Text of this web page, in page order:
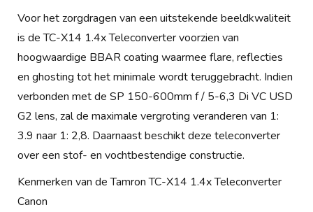
Voor het zorgdragen van een uitstekende beeldkwaliteit
is de TC-X14 1.4x Teleconverter voorzien van
hoogwaardige BBAR coating waarmee flare, reflecties
en ghosting tot het minimale wordt teruggebracht. Indien
verbonden met de SP 150-600mm f / 5-6,3 Di VC USD
G2 lens, zal de maximale vergroting veranderen van 1:
3.9 naar 1: 2,8. Daarnaast beschikt deze teleconverter
over een stof- en vochtbestendige constructie.
Kenmerken van de Tamron TC-X14 1.4x Teleconverter
Canon